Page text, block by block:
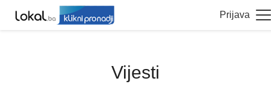
Prijava
Vijesti